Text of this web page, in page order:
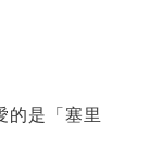
的是「塞里